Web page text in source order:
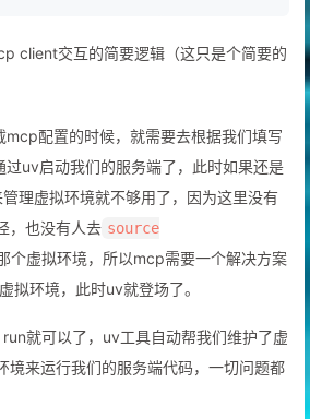
client交互的简要逻辑（这只是个简要的
mcp配置的时候，就需要去根据我们填写
uv启动我们的服务端了，此时如果还是
理虚拟环境就不够用了，因为这里没有
，也没有人去 source
个虚拟环境，所以mcp需要一个解决方案
拟环境，此时uv就登场了。
就可以了，uv工具自动帮我们维护了虚
境来运行我们的服务端代码，一切问题都